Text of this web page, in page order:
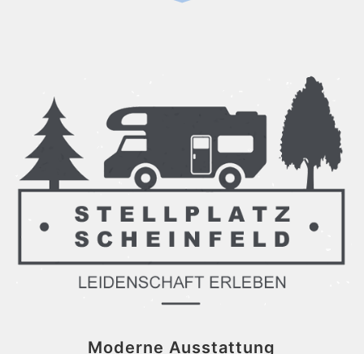
Moderne Ausstattung